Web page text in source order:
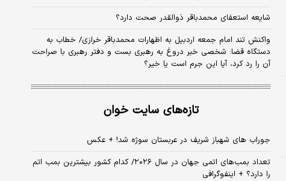
شایعه استعفای محمدباقر ذوالقدر صحت دارد؟
واکنش تند امام جمعه اردبیل به اظهارات محمدباقر خرازی/ خطاب به
دستگاه قضا: شخصی خبر دروغ به رهبری بست و دفتر رهبری با صراحت
آن را رد کرد، آیا این جرم است یا خیر؟
تازه‌های سایت خوان
جوراب های شهباز شریف در عربستان سوژه شد! + عکس
تعداد بمب‌های اتمی جهان در سال ۲۰۲۶/ کدام کشور بیشترین بمب اتم
را دارد؟ + اینفوگرافی